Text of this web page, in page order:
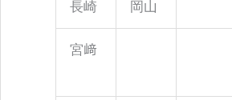
長崎 岡山
宮﨑